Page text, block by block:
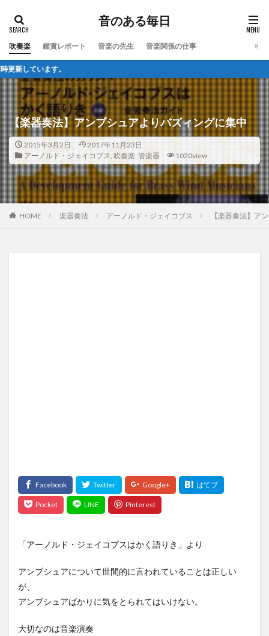
音のある毎日
吹奏楽 鑑賞レポート 音楽の先生 音楽関係の仕事
います。
【楽器奏法】アンブシュアよりバズィングに集中
2015年3月2日
2017年11月23日
アーノルド・ジェイコブス, 吹奏楽, 管楽器 1020view
HOME 楽器奏法 アーノルド・ジェイコブス 【楽器奏法】ア
「アーノルド・ジェイコブスはかく語りき」より
アンブシュアについて世間的に言われていることは正しい
が、
アンブシュアばかりに気をとられてはいけない。
大切なのは音楽演奏